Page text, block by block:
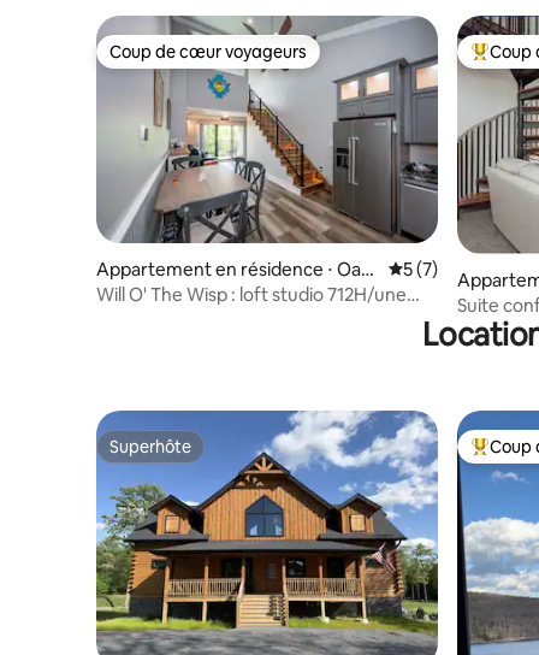
Coup de cœur voyageurs
Coup de cœur voyageurs
Appartement en résidence ⋅ Oakl
and
Évaluation
5 (7)
Will O' The Wisp : loft studio 712H/une
Coups
Coup
akland
Suite
Lake
Superhôte
Superhôte Coups
Coup